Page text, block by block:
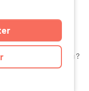
offres camping ?
dès aujourd'hui